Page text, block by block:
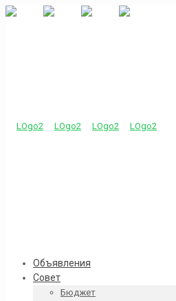
Объявления
Совет
Бюджет